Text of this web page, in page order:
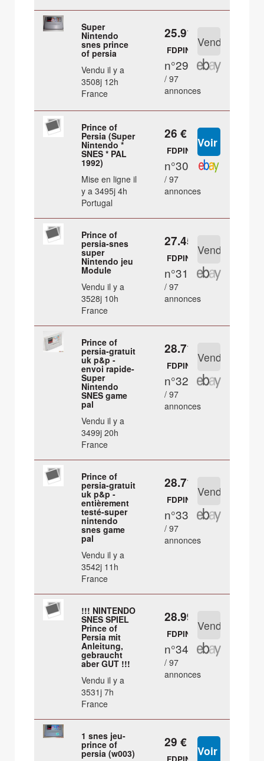
Super
Nintendo
snes prince
of persia
Vendu il y a
3508j 12h
France
25.91 €
FDPIN
n°29
/ 97
annonces
Prince of
Persia (Super
Nintendo *
SNES * PAL
1992)
Mise en ligne il
y a 3495j 4h
Portugal
26 €
FDPIN
n°30
/ 97
annonces
Prince of
persia-snes
super
Nintendo jeu
Module
Vendu il y a
3528j 10h
France
27.45 €
FDPIN
n°31
/ 97
annonces
Prince of
persia-gratuit
uk p&p -
envoi rapide-
Super
Nintendo
SNES game
pal
Vendu il y a
3499j 20h
France
28.71 €
FDPIN
n°32
/ 97
annonces
Prince of
persia-gratuit
uk p&p -
entièrement
testé-super
nintendo
snes game
pal
Vendu il y a
3542j 11h
France
28.71 €
FDPIN
n°33
/ 97
annonces
!!! NINTENDO
SNES SPIEL
Prince of
Persia mit
Anleitung,
gebraucht
aber GUT !!!
Vendu il y a
3531j 7h
France
28.99 €
FDPIN
n°34
/ 97
annonces
1 snes jeu-
prince of
persia (w003)
29 €